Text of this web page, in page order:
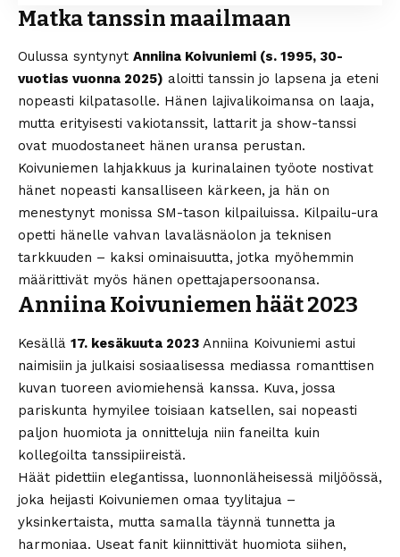
Matka tanssin maailmaan
Oulussa syntynyt Anniina Koivuniemi (s. 1995, 30-
vuotias vuonna 2025) aloitti tanssin jo lapsena ja eteni
nopeasti kilpatasolle. Hänen lajivalikoimansa on laaja,
mutta erityisesti vakiotanssit, lattarit ja show-tanssi
ovat muodostaneet hänen uransa perustan.
Koivuniemen lahjakkuus ja kurinalainen työote nostivat
hänet nopeasti kansalliseen kärkeen, ja hän on
menestynyt monissa SM-tason kilpailuissa. Kilpailu-ura
opetti hänelle vahvan lavaläsnäolon ja teknisen
tarkkuuden – kaksi ominaisuutta, jotka myöhemmin
määrittivät myös hänen opettajapersoonansa.
Anniina Koivuniemen häät 2023
Kesällä 17. kesäkuuta 2023 Anniina Koivuniemi astui
naimisiin ja julkaisi sosiaalisessa mediassa romanttisen
kuvan tuoreen aviomiehensä kanssa. Kuva, jossa
pariskunta hymyilee toisiaan katsellen, sai nopeasti
paljon huomiota ja onnitteluja niin faneilta kuin
kollegoilta tanssipiireistä.
Häät pidettiin elegantissa, luonnonläheisessä miljöössä,
joka heijasti Koivuniemen omaa tyylitajua –
yksinkertaista, mutta samalla täynnä tunnetta ja
harmoniaa. Useat fanit kiinnittivät huomiota siihen,